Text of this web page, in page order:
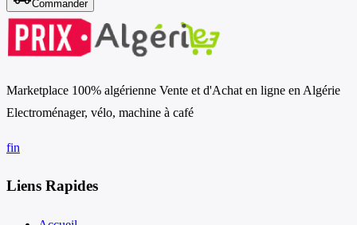
Commander
Marketplace 100% algérienne Vente et d'Achat en ligne en Algérie
Electroménager, vélo, machine à café
fin
Liens Rapides